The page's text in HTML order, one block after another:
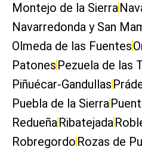
Montejo de la Sierra
Navarredonda y San
Olmeda de las Fuentes
Patones Pezuela de las
Piñuécar-Gandullas
Puebla de la Sierra
RedueñaRibatejada
Robregordo Rozas de